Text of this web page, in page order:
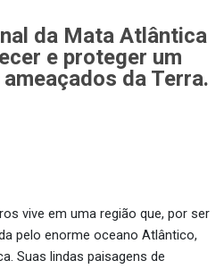
da Mata Atlântica
e proteger um
da Terra.
vive em uma região que, por ser
pelo enorme oceano Atlântico,
Suas lindas paisagens de